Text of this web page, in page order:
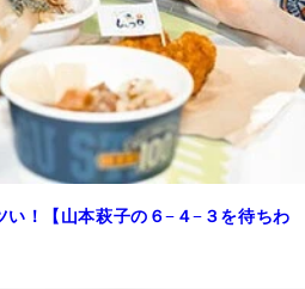
い！【山本萩子の６−４−３を待ちわ